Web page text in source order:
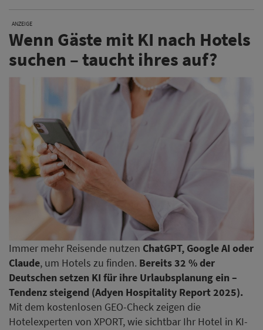
ANZEIGE
Wenn Gäste mit KI nach Hotels
suchen – taucht ihres auf?
Immer mehr Reisende nutzen ChatGPT, Google AI oder
Claude, um Hotels zu finden. Bereits 32 % der
Deutschen setzen KI für ihre Urlaubsplanung ein –
Tendenz steigend (Adyen Hospitality Report 2025).
Mit dem kostenlosen GEO-Check zeigen die
Hotelexperten von XPORT, wie sichtbar Ihr Hotel in KI-